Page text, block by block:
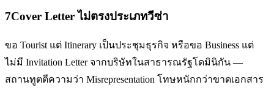
7Cover Letter ไม่ตรงประเภทวีซ่า
ขอ Tourist แต่ Itinerary เป็นประชุมธุรกิจ หรือขอ Business แต่
ไม่มี Invitation Letter จากบริษัทในสาธารณรัฐโดมินิกัน —
สถานทูตตีความว่า Misrepresentation โทษหนักกว่าขาดเอกสาร